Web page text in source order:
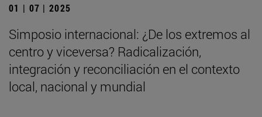
01 | 07 | 2025
Simposio internacional: ¿De los extremos al
centro y viceversa? Radicalización,
integración y reconciliación en el contexto
local, nacional y mundial